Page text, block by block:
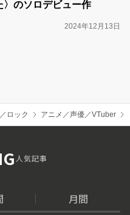
〉のソロデビュー作
2024年12月13日
ロック アニメ／声優／VTuber
人気記事
月間